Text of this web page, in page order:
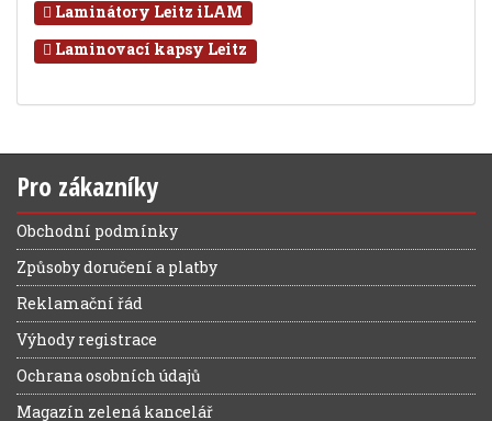
Laminátory Leitz iLAM
Laminovací kapsy Leitz
Pro zákazníky
Obchodní podmínky
Způsoby doručení a platby
Reklamační řád
Výhody registrace
Ochrana osobních údajů
Magazín zelená kancelář